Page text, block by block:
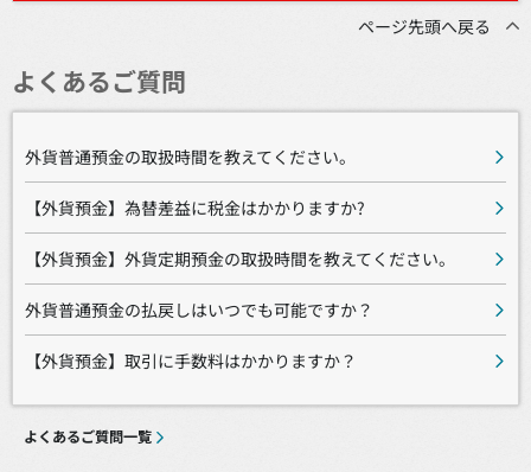
ページ先頭へ戻る
よくあるご質問
外貨普通預金の取扱時間を教えてください。
【外貨預金】為替差益に税金はかかりますか?
【外貨預金】外貨定期預金の取扱時間を教えてください。
外貨普通預金の払戻しはいつでも可能ですか？
【外貨預金】取引に手数料はかかりますか？
よくあるご質問一覧